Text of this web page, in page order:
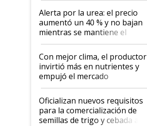
Alerta por la urea: el precio
aumentó un 40 % y no bajan
mientras se mantiene el
conflicto en Medio Oriente
Con mejor clima, el productor
invirtió más en nutrientes y
empujó el mercado
Oficializan nuevos requisitos
para la comercialización de
semillas de trigo y cebada a